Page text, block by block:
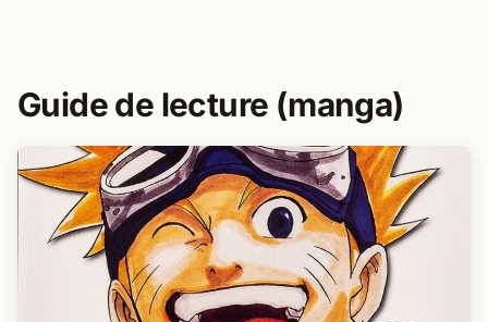
Guide de lecture (manga)